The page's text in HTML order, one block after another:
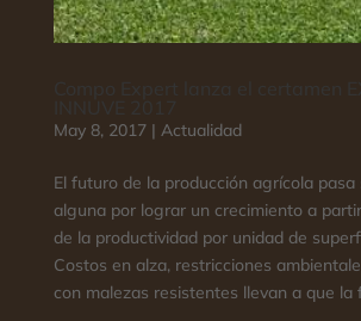
May 8, 2017| Actualidad
El futuro de la producción agrícola pasa
alguna por lograr un crecimiento a
de la productividad por unidad de
Costos en alza, restricciones
con malezas resistentes llevan a que la